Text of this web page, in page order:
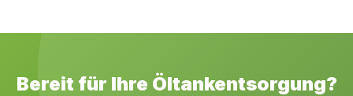
Bereit für Ihre Öltankentsorgung?